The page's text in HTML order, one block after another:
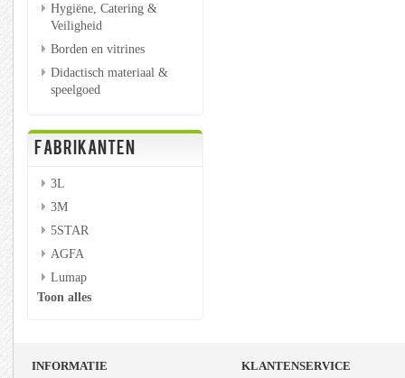
Hygiëne, Catering &
Veiligheid
Borden en vitrines
Didactisch materiaal &
speelgoed
FABRIKANTEN
3L
3M
5STAR
AGFA
Lumap
Toon alles
INFORMATIE KLANTENSERVICE